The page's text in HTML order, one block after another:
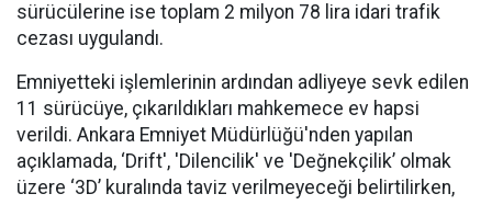
sürücülerine ise toplam 2 milyon 78 lira idari trafik
cezası uygulandı.
Emniyetteki işlemlerinin ardından adliyeye sevk edilen
11 sürücüye, çıkarıldıkları mahkemece ev hapsi
verildi. Ankara Emniyet Müdürlüğü'nden yapılan
açıklamada, ‘Drift', 'Dilencilik' ve 'Değnekçilik’ olmak
üzere ‘3D’ kuralında taviz verilmeyeceği belirtilirken,